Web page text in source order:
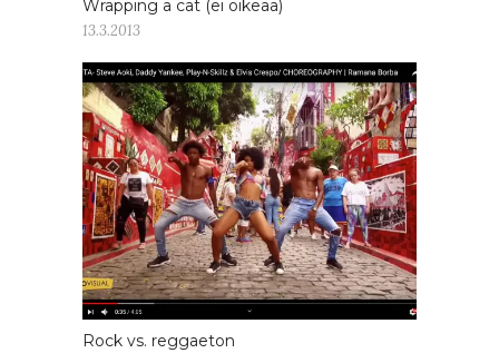
Wrapping a cat (ei oikeaa)
13.3.2013
Rock vs. reggaeton